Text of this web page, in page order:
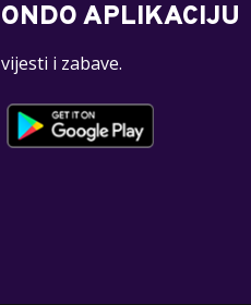
APLIKACIJU
i zabave.